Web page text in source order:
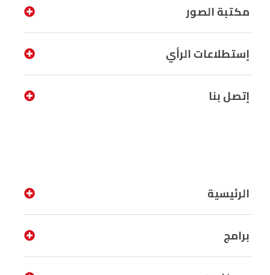
مكتبة الصور
إستطلاعات الرأي
إتصل بنا
الرئيسية
برامج